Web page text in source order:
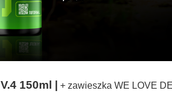
150ml | + zawieszka WE LOVE